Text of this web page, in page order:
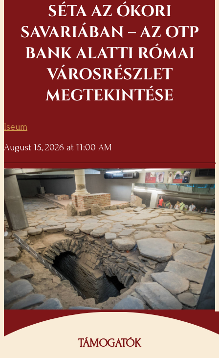
SÉTA AZ ÓKORI
SAVARIÁBAN – AZ OTP
BANK ALATTI RÓMAI
VÁROSRÉSZLET
MEGTEKINTÉSE
Iseum
August 15, 2026 at 11:00 AM
TÁMOGATÓK